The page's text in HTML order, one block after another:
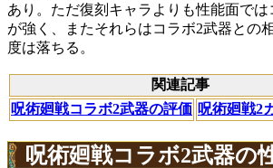
あり。ただ復刻キャラよりも性能面で
が強く、またそれらはコラボ2武器との
度は落ちる。
関連記事
呪術廻戦コラボ2武器の評価 呪術廻戦2
呪術廻戦コラボ2武器の